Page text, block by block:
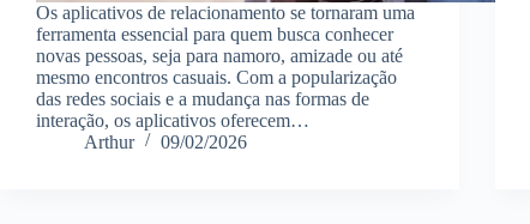
Os aplicativos de relacionamento se tornaram uma
ferramenta essencial para quem busca conhecer
novas pessoas, seja para namoro, amizade ou até
mesmo encontros casuais. Com a popularização
das redes sociais e a mudança nas formas de
interação, os aplicativos oferecem…
Arthur
09/02/2026